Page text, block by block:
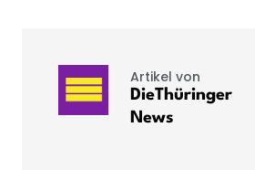
Artikel von
DieThüringer
News